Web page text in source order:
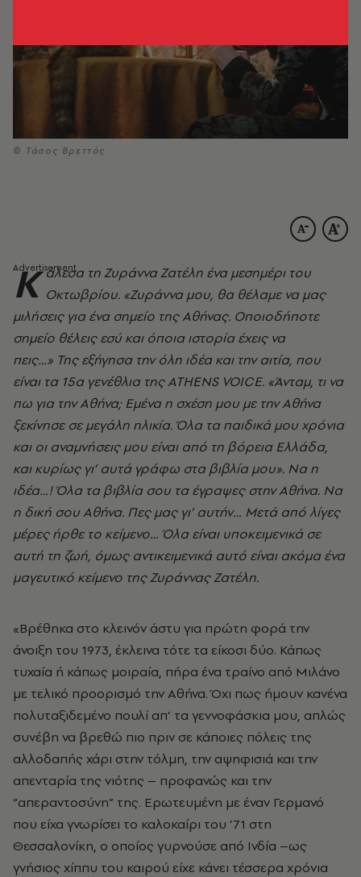
© Τάσος Βρεττός
Κ άλεσα τη Ζυράννα Ζατέλη ένα μεσημέρι του
Οκτωβρίου. «Ζυράννα μου, θα θέλαμε να μας
μιλήσεις για ένα σημείο της Αθήνας. Οποιοδήποτε
σημείο θέλεις εσύ και όποια ιστορία έχεις να
πεις…» Της εξήγησα την όλη ιδέα και την αιτία, που
είναι τα 15α γενέθλια της ATHENS VOICE. «Άνταμ, τι να
πω για την Αθήνα; Εμένα η σχέση μου με την Αθήνα
ξεκίνησε σε μεγάλη ηλικία. Όλα τα παιδικά μου χρόνια
και οι αναμνήσεις μου είναι από τη βόρεια Ελλάδα,
και κυρίως γι’ αυτά γράφω στα βιβλία μου». Να η
ιδέα…! Όλα τα βιβλία σου τα έγραψες στην Αθήνα. Να
η δική σου Αθήνα. Πες μας γι’ αυτήν… Μετά από λίγες
μέρες ήρθε το κείμενο… Όλα είναι υποκειμενικά σε
αυτή τη ζωή, όμως αντικειμενικά αυτό είναι ακόμα ένα
μαγευτικό κείμενο της Ζυράννας Ζατέλη.
«Βρέθηκα στο κλεινόν άστυ για πρώτη φορά την
άνοιξη του 1973, έκλεινα τότε τα είκοσι δύο. Κάπως
τυχαία ή κάπως μοιραία, πήρα ένα τραίνο από Μιλάνο
με τελικό προορισμό την Αθήνα. Όχι πως ήμουν κανένα
πολυταξιδεμένο πουλί απ’ τα γεννοφάσκια μου, απλώς
συνέβη να βρεθώ πιο πριν σε κάποιες πόλεις της
αλλοδαπής χάρι στην τόλμη, την αψηφισιά και την
απενταρία της νιότης – προφανώς και την
“απεραντοσύνη” της. Ερωτευμένη με έναν Γερμανό
που είχα γνωρίσει το καλοκαίρι του ’71 στη
Θεσσαλονίκη, ο οποίος γυρνούσε από Ινδία –ως
γνήσιος χίππυ του καιρού είχε κάνει τέσσερα χρόνια